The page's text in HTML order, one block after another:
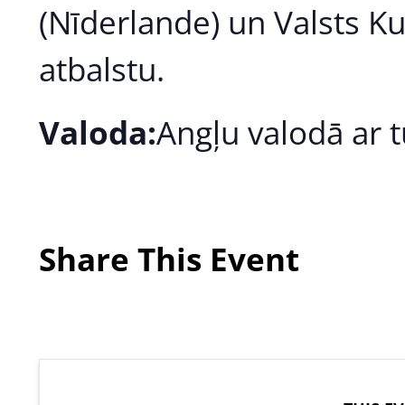
(Nīderlande) un Valsts
atbalstu.
Valoda:Angļu valodā ar
Share This Event